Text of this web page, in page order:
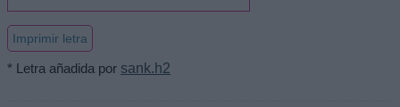
Imprimir letra
* Letra añadida por sank.h2